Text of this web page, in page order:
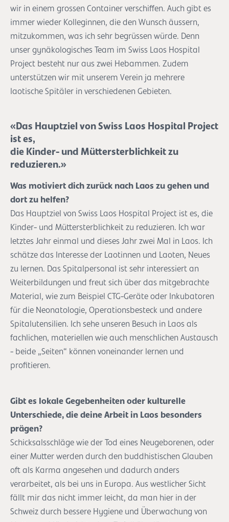
wir in einem grossen Container verschiffen. Auch gibt es
immer wieder Kolleginnen, die den Wunsch äussern,
mitzukommen, was ich sehr begrüssen würde. Denn
unser gynäkologisches Team im Swiss Laos Hospital
Project besteht nur aus zwei Hebammen. Zudem
unterstützen wir mit unserem Verein ja mehrere
laotische Spitäler in verschiedenen Gebieten.
«Das Hauptziel von Swiss Laos Hospital Project
ist es,
die Kinder- und Müttersterblichkeit zu
reduzieren.»
Was motiviert dich zurück nach Laos zu gehen und
dort zu helfen?
Das Hauptziel von Swiss Laos Hospital Project ist es, die
Kinder- und Müttersterblichkeit zu reduzieren. Ich war
letztes Jahr einmal und dieses Jahr zwei Mal in Laos. Ich
schätze das Interesse der Laotinnen und Laoten, Neues
zu lernen. Das Spitalpersonal ist sehr interessiert an
Weiterbildungen und freut sich über das mitgebrachte
Material, wie zum Beispiel CTG-Geräte oder Inkubatoren
für die Neonatologie, Operationsbesteck und andere
Spitalutensilien. Ich sehe unseren Besuch in Laos als
fachlichen, materiellen wie auch menschlichen Austausch
- beide „Seiten“ können voneinander lernen und
profitieren.
Gibt es lokale Gegebenheiten oder kulturelle
Unterschiede, die deine Arbeit in Laos besonders
prägen?
Schicksalsschläge wie der Tod eines Neugeborenen, oder
einer Mutter werden durch den buddhistischen Glauben
oft als Karma angesehen und dadurch anders
verarbeitet, als bei uns in Europa. Aus westlicher Sicht
fällt mir das nicht immer leicht, da man hier in der
Schweiz durch bessere Hygiene und Überwachung von